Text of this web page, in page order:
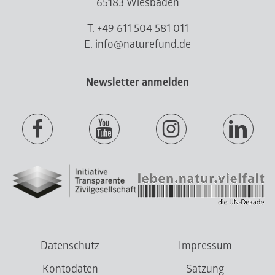
65183 Wiesbaden
T. +49 611 504 581 011
E. info@naturefund.de
Newsletter anmelden
Datenschutz
Impressum
Kontodaten
Satzung